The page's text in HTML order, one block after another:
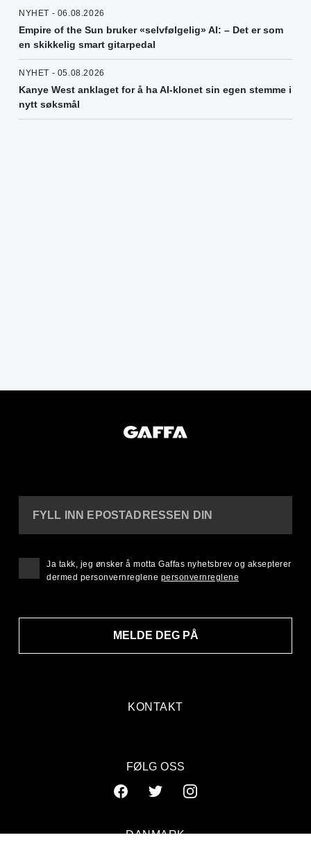
NYHET - 06.08.2026
Empire of the Sun bruker «selvfølgelig» AI: – Det er som
en skikkelig smart gitarpedal
NYHET - 05.08.2026
Kanye West anklaget for å ha AI-klonet sin egen stemme i
nytt søksmål
KONTAKT
FYLL INN EPOSTADRESSEN DIN
MELDE DEG PÅ
Ja takk, jeg ønsker å motta Gaffas nyhetsbrev og aksepterer
dermed personvernreglene personvernreglene
FØLG OSS
DANMARK